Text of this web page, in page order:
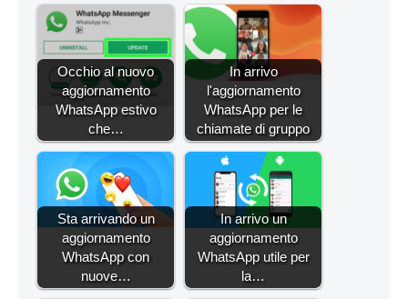
Occhio al nuovo
aggiornamento
WhatsApp estivo
che…
In arrivo
l'aggiornamento
WhatsApp per le
chiamate di gruppo
Sta arrivando un
aggiornamento
WhatsApp con
nuove…
In arrivo un
aggiornamento
WhatsApp utile per
la…